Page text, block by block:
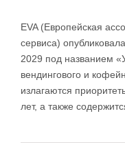
EVA (Европейская
сервиса)
2029 под названием
вендингового и
излагаются
лет, а также